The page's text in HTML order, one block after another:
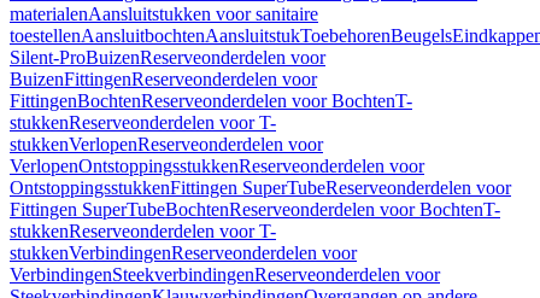
materialenAansluitstukken voor sanitaire
toestellenAansluitbochtenAansluitstukToebehorenBeugels
Silent-ProBuizenReserveonderdelen voor
BuizenFittingenReserveonderdelen voor
FittingenBochtenReserveonderdelen voor BochtenT-
stukkenReserveonderdelen voor T-
stukkenVerlopenReserveonderdelen voor
VerlopenOntstoppingsstukkenReserveonderdelen voor
OntstoppingsstukkenFittingen SuperTubeReserveonderdelen voor
Fittingen SuperTubeBochtenReserveonderdelen voor BochtenT-
stukkenReserveonderdelen voor T-
stukkenVerbindingenReserveonderdelen voor
VerbindingenSteekverbindingenReserveonderdelen voor